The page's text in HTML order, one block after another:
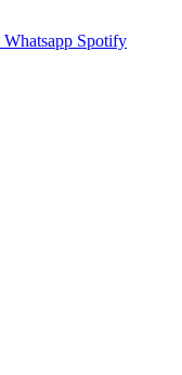
Whatsapp Spotify